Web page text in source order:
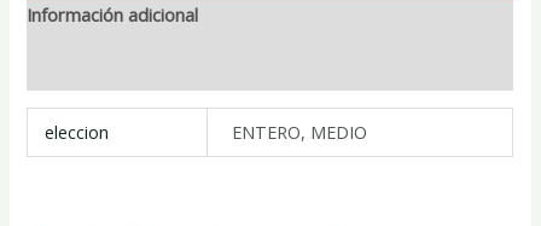
Información adicional
eleccion ENTERO, MEDIO